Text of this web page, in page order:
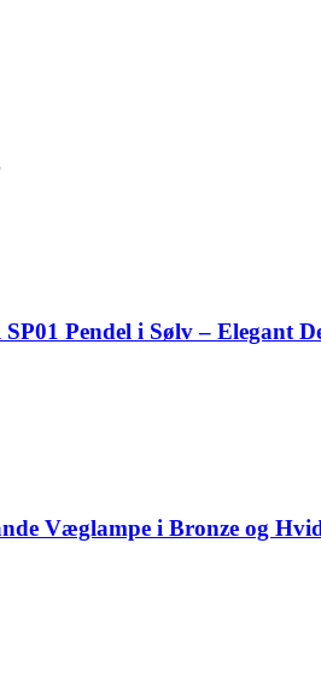
Pendel i Sølv – Elegant
Væglampe i Bronze og